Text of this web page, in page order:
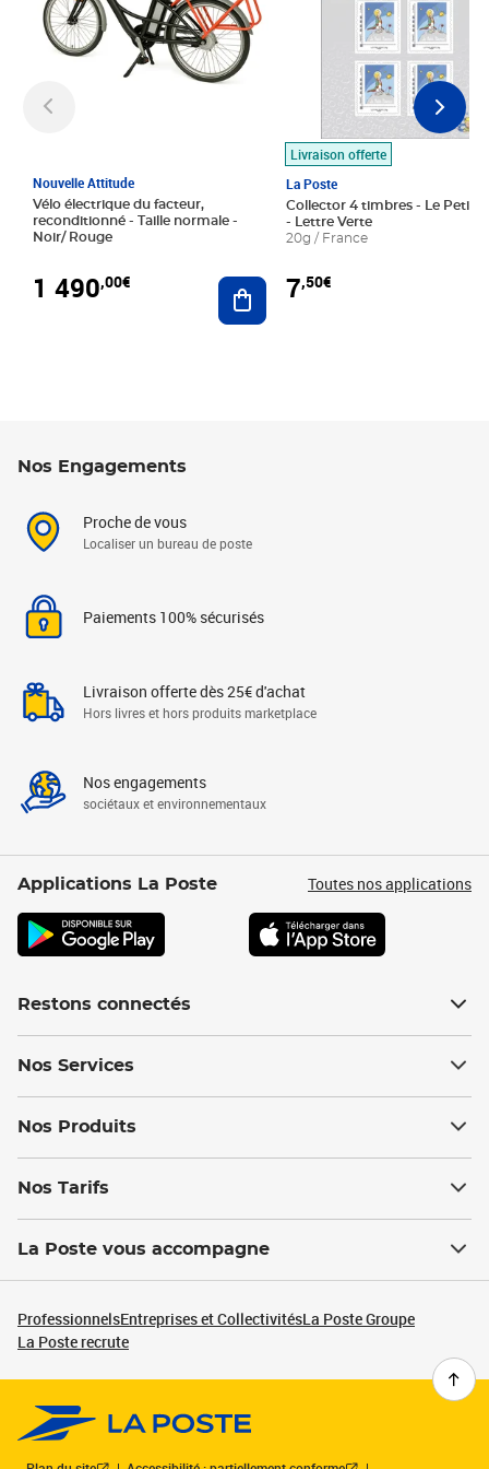
Nouvelle Attitude
Vélo électrique du facteur,
reconditionné - Taille normale -
Noir/ Rouge
1 490,00€ Ajouter au panier
Livraison offerte
La Poste
Collector 4 timbres - Le Petit
- Lettre Verte
20g / France
7,50€
Nos Engagements
Proche de vous
Localiser un bureau de poste
Paiements 100% sécurisés
Livraison offerte dès 25€ d'achat
Hors livres et hors produits marketplace
Nos engagements
sociétaux et environnementaux
Applications La Poste Toutes nos applications
Restons connectés
Nos Services
Nos Produits
Nos Tarifs
La Poste vous accompagne
ProfessionnelsEntreprises et CollectivitésLa Poste Groupe
La Poste recrute